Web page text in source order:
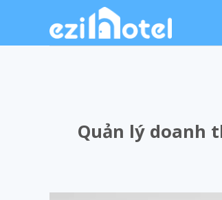
content
Quản lý doanh